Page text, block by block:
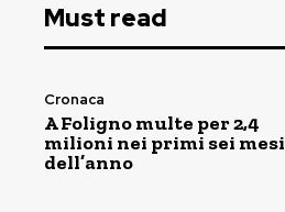
Must read
Cronaca
A Foligno multe per 2,4
milioni nei primi sei mesi
dell’anno